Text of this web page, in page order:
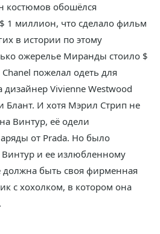
костюмов обошёлся
1 миллион, что сделало фильм
в истории по этому
ожерелье Миранды стоило $
пожелал одеть для
Vivienne Westwood
Блант. И хотя Мэрил Стрип не
Винтур, её одели
от Prada. Но было
и ее излюбленному
быть своя фирменная
с хохолком, в котором она